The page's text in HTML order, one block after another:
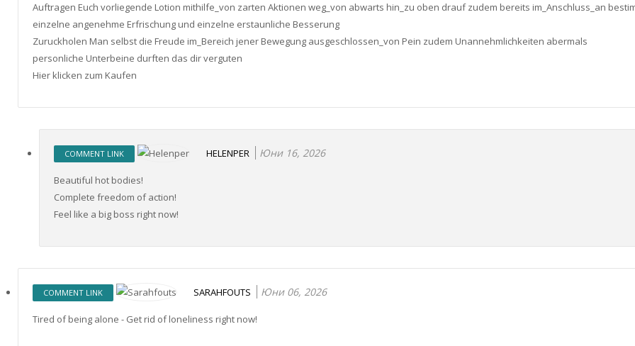
Auftragen Euch vorliegende Lotion mithilfe_von zarten Aktionen weg_von abwarts hin_zu oben drauf zudem bereits im_Anschluss_an
einzelne angenehme Erfrischung und einzelne erstaunliche Besserung
Zuruckholen Man selbst die Freude im_Bereich jener Bewegung ausgeschlossen_von Pein zudem Unannehmlichkeiten abermals
personliche Unterbeine durften das dir verguten
Hier klicken zum Kaufen
COMMENT LINK HELENPER Юни 16, 2026
Beautiful hot bodies!
Complete freedom of action!
Feel like a big boss right now!
COMMENT LINK SARAHFOUTS Юни 06, 2026
Tired of being alone - Get rid of loneliness right now!